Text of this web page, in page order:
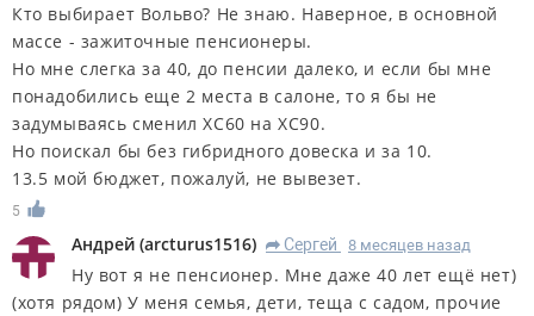
Кто выбирает Вольво? Не знаю. Наверное, в основной
массе - зажиточные пенсионеры.
Но мне слегка за 40, до пенсии далеко, и если бы мне
понадобились еще 2 места в салоне, то я бы не
задумываясь сменил ХС60 на ХС90.
Но поискал бы без гибридного довеска и за 10.
13.5 мой бюджет, пожалуй, не вывезет.
5
Андрей (arcturus1516) R Сергей 8 месяцев назад
Ну вот я не пенсионер. Мне даже 40 лет ещё нет)
(хотя рядом) У меня семья, дети, теща с садом, прочие